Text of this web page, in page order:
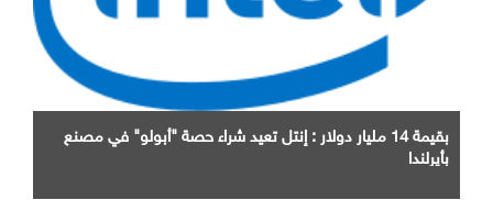
بقيمة 14 مليار دولار : إنتل تعيد شراء حصة "أبولو" في مصنع
بأيرلندا